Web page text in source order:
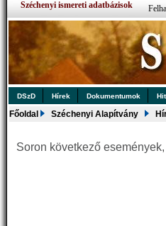
Széchenyi ismereti adatbázisok
DSzD Hírek Dokumentumok
Főoldal Széchenyi Alapítvány
Soron következő